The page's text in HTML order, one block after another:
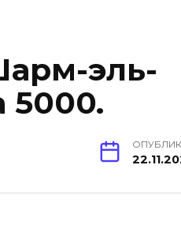
эль-
5000.